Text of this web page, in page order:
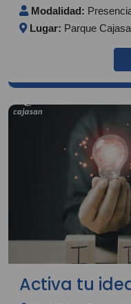
Modalidad:
Lugar: Parque
Activa tu